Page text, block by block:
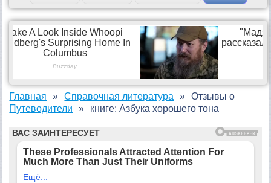
Главная
Справочная литература
Путеводители
Отзывы о
книге: Азбука хорошего тона